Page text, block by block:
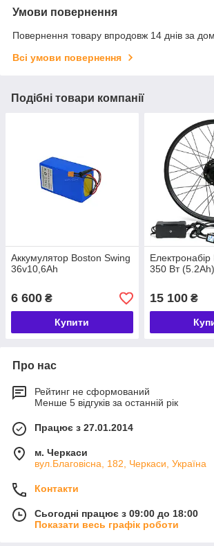
Умови повернення
Повернення товару впродовж 14 днів за
Всі умови повернення
Подібні товари компанії
Аккумулятор Boston Swing
36v10,6Ah
6 600 ₴
Купити
350 Вт (5.2Ah)
15 100₴
Про нас
Рейтинг не сформований
Менше 5 відгуків за останній рік
Працює з 27.01.2014
м. Черкаси
вул.Благовісна, 182, Черкаси, Україна
Контакти
Сьогодні працює з 09:00 до 18:00
Показати весь графік роботи